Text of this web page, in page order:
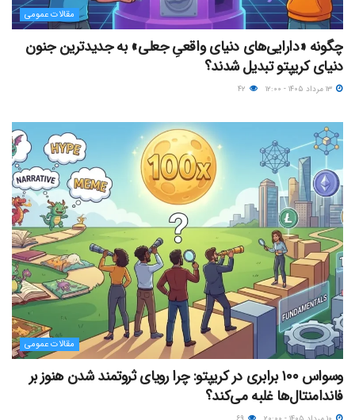
مقالات عمومی
چگونه «دارایی‌های دنیای واقعیِ جعلی» به جدیدترین جنون
دنیای کریپتو تبدیل شدند؟
مقالات عمومی
وسواس ۱۰۰ برابری در کریپتو: چرا رویای ثروتمند شدن هنوز بر
فاندامنتال‌ها غلبه می‌کند؟